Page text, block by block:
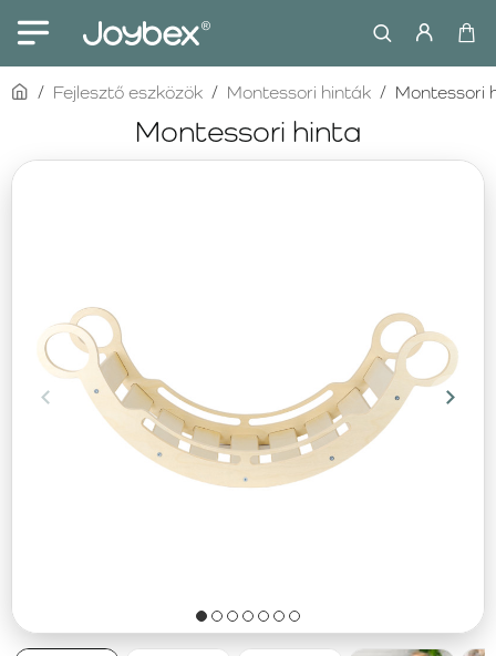
Montessori hinta
homeFejlesztő eszközök Montessori hinták Montessori